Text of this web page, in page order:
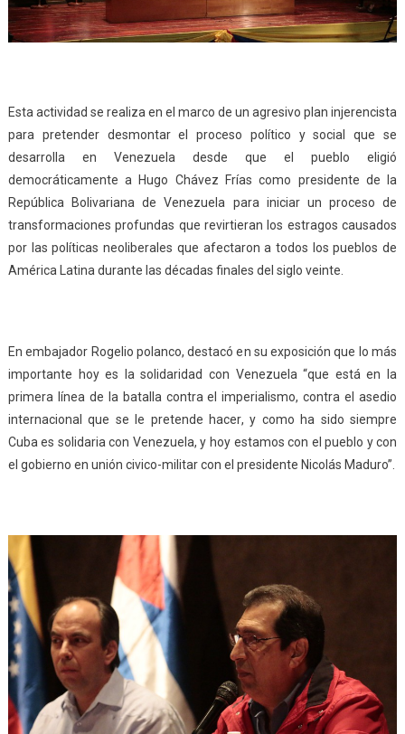
Esta actividad se realiza en el marco de un agresivo plan injerencista
para pretender desmontar el proceso político y social que se
desarrolla en Venezuela desde que el pueblo eligió
democráticamente a Hugo Chávez Frías como presidente de la
República Bolivariana de Venezuela para iniciar un proceso de
transformaciones profundas que revirtieran los estragos causados
por las políticas neoliberales que afectaron a todos los pueblos de
América Latina durante las décadas finales del siglo veinte.
En embajador Rogelio polanco, destacó en su exposición que lo más
importante hoy es la solidaridad con Venezuela “que está en la
primera línea de la batalla contra el imperialismo, contra el asedio
internacional que se le pretende hacer, y como ha sido siempre
Cuba es solidaria con Venezuela, y hoy estamos con el pueblo y con
el gobierno en unión civico-militar con el presidente Nicolás Maduro”.